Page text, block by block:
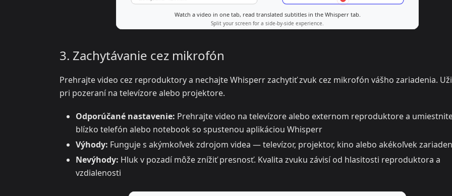
3. Zachytávanie cez mikrofón
Prehrajte video cez reproduktory a nechajte Whisperr zachytiť zvuk cez mikrofón vášho zariadenia.
pri pozeraní na televízore alebo projektore.
Odporúčané nastavenie: Prehrajte video na televízore alebo externom reproduktore a
blízko telefón alebo notebook so spustenou aplikáciou Whisperr
Výhody: Funguje s akýmkoľvek zdrojom videa — televízor, projektor, kino alebo akékoľvek
Nevýhody: Hluk v pozadí môže znížiť presnosť. Kvalita zvuku závisí od hlasitosti reproduktora a
vzdialenosti